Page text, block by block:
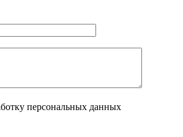
персональных данных